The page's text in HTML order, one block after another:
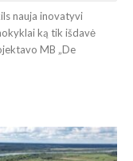
nauja inovatyvi
ką tik išdavė
MB „De